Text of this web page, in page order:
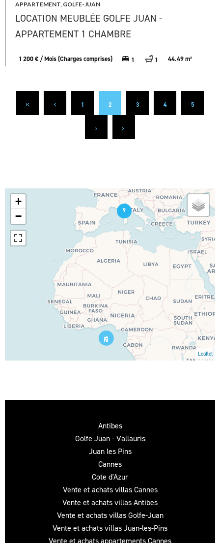
APPARTEMENT, GOLFE-JUAN
LOCATION MEUBLÉE GOLFE JUAN -
APPARTEMENT 1 CHAMBRE
1 200 € / Mois (Charges comprises) 1 1 44.49 m²
1 2 3 4 5
9
+
−
Leaflet
Antibes
Golfe Juan - Vallauris
Juan les Pins
Cannes
Cote d'Azur
Vente et achats villas Cannes
Vente et achats villas Antibes
Vente et achats villas Golfe-Juan
Vente et achats villas Juan-les-Pins